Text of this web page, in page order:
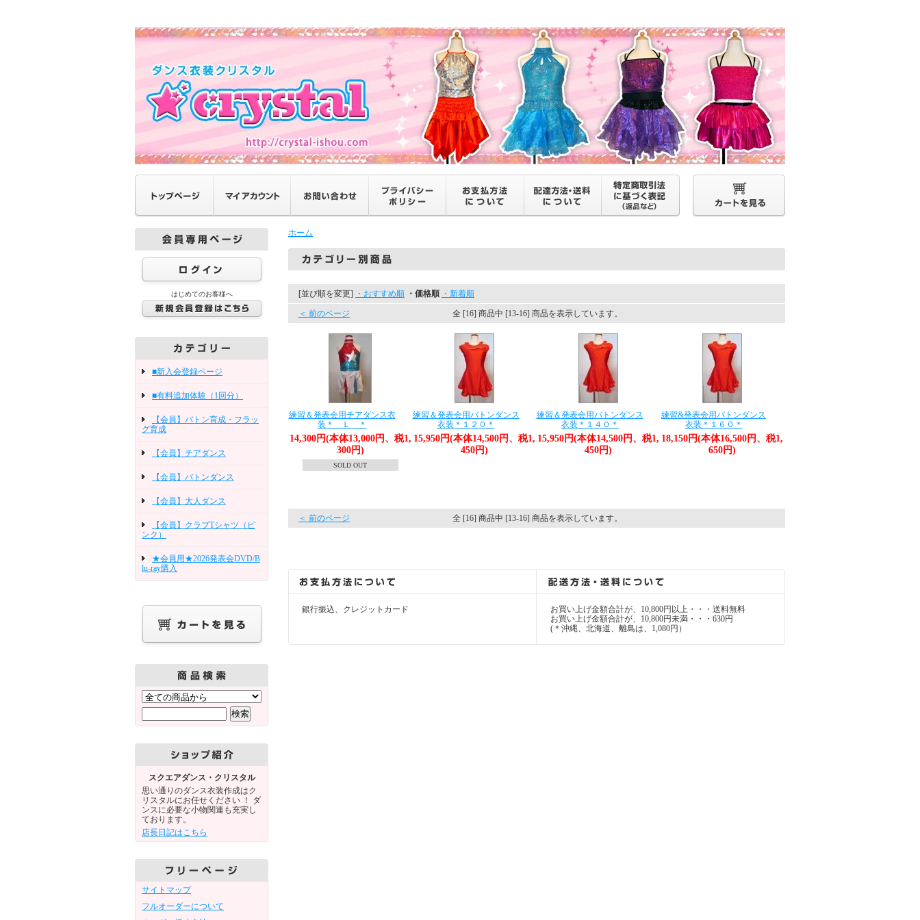
はじめてのお客様へ
■新入会登録ページ
■有料追加体験（1回分）
【会員】バトン育成・フラッ
グ育成
【会員】チアダンス
【会員】バトンダンス
【会員】大人ダンス
【会員】クラブTシャツ（ピ
ンク）
★会員用★2026発表会DVD/B
lu-ray購入
スクエアダンス・クリスタル
思い通りのダンス衣装作成はク
リスタルにお任せください ！ ダ
ンスに必要な小物関連も充実し
ております。
店長日記はこちら
サイトマップ
フルオーダーについて
ホーム
[並び順を変更] ・おすすめ順 ・価格順 ・新着順
＜ 前のページ 全 [16] 商品中 [13-16] 商品を表示しています。
練習＆発表会用チアダンス衣
装＊ Ｌ ＊
14,300円(本体13,000円、税1,
300円)
SOLD OUT
練習＆発表会用バトンダンス
衣装＊１２０＊
15,950円(本体14,500円、税1,
450円)
練習＆発表会用バトンダンス
衣装＊１４０＊
15,950円(本体14,500円、税1,
450円)
練習&発表会用バトンダンス
衣装＊１６０＊
18,150円(本体16,500円、税1,
650円)
＜ 前のページ 全 [16] 商品中 [13-16] 商品を表示しています。
銀行振込、クレジットカード
お買い上げ金額合計が、10,800円以上・・・送料無料
お買い上げ金額合計が、10,800円未満・・・630円
(＊沖縄、北海道、離島は、1,080円）